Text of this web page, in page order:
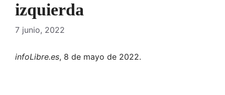
izquierda
7 junio, 2022
infoLibre.es, 8 de mayo de 2022.